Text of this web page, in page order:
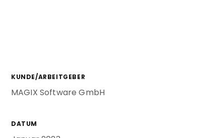
KUNDE/ARBEITGEBER
MAGIX Software GmbH
DATUM